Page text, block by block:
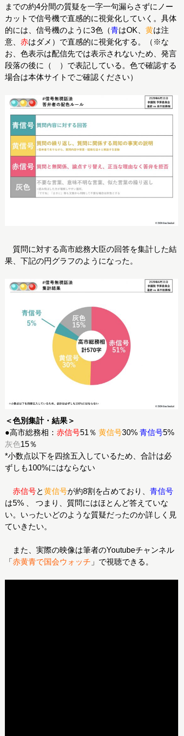
までの約4分間の質疑を一字一句漏らさずにノー
カットで信号機で直感的に視覚化していく。具体
的には、信号機のように3色（青はOK、 黄は注
意、 赤はダメ）で直感的に視覚化する。（※な
お、色表示は配信先では表示されないため、発言
段落の後に（ ）で表記している。色で確認する
場合は本体サイトでご確認ください）
質問に対する高市総務大臣の回答を集計した結
果、下記の円グラフのようになった。
＜色別集計・結果＞
●高市総務相： 赤信号51％ 黄信号30% 青信号5%
灰色15％
*小数点以下を四捨五入しているため、合計は必
ずしも100%にはならない
赤信号と黄信号が約8割を占めており、 青信号
は5% 、 つまり、質問にはほとんど答えていな
い。いったいどのような質疑だったのか詳しく見
ていきたい。
また、実際の映像は筆者のYoutubeチャンネル
「 赤黄青で国会ウォッチ 」で視聴できる。